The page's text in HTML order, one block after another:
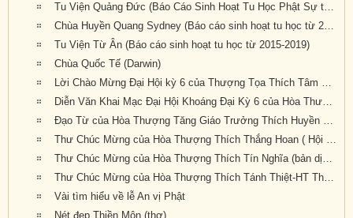
Tu Viện Quảng Đức (Báo Cáo Sinh Hoạt Tu Học Phật Sự từ 2015-2019)
Chùa Huyền Quang Sydney (Báo cáo sinh hoạt tu học từ 2015-2019)
Tu Viện Từ Ân (Báo cáo sinh hoạt tu học từ 2015-2019)
Chùa Quốc Tế (Darwin)
Lời Chào Mừng Đại Hội kỳ 6 của Thượng Tọa Thích Tâm Phương
Diễn Văn Khai Mạc Đại Hội Khoáng Đại Kỳ 6 của Hòa Thượng Hội Chủ Thích Bảo Lạc (bản dịch tiếng Anh: GS Trần Như Mai, pd: Nguyên Nhật)
Đạo Từ của Hòa Thượng Tăng Giáo Trưởng Thích Huyền Tôn
Thư Chúc Mừng của Hòa Thượng Thích Thắng Hoan ( Hội Đồng Giáo Phẩm Giáo Hội Hoa Kỳ) (bản dịch tiếng Anh: GS Trần Như Mai, pd: Nguyên Nhật)
Thư Chúc Mừng của Hòa Thượng Thích Tín Nghĩa (bản dịch tiếng Anh: GS Trần Như Mai, pd: Nguyên Nhật)
Thư Chúc Mừng của Hòa Thượng Thích Tánh Thiệt-HT Thích Như Điển (Giáo Hội Âu Châu) (bản dịch tiếng Anh: GS Trần Như Mai, pd: Nguyên Nhật)
Vài tìm hiểu về lễ An vị Phật
Nét đẹp Thiền Môn (thơ)